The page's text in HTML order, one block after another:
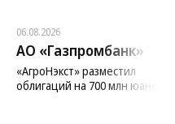
06.08.2026
АО «Газпромбанк»
«АгроНэкст» разместил
облигаций на 700 млн юаней